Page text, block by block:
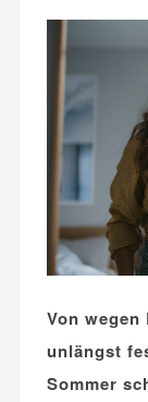
Von
unlängst
Sommer